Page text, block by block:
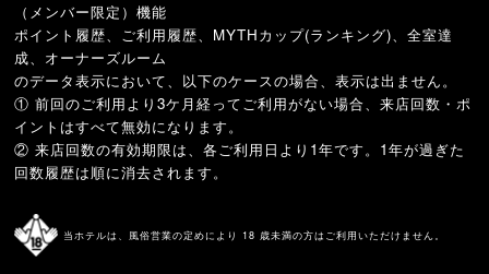
（メンバー限定）機能
ポイント履歴、ご利用履歴、MYTHカップ(ランキング)、全室達
成、オーナーズルーム
のデータ表示において、以下のケースの場合、表示は出ません。
① 前回のご利用より3ケ月経ってご利用がない場合、来店回数・ポ
イントはすべて無効になります。
② 来店回数の有効期限は、各ご利用日より1年です。1年が過ぎた
回数履歴は順に消去されます。
当ホテルは、風俗営業の定めにより 18 歳未満の方はご利用いただけません。